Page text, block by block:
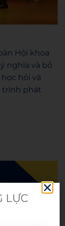
Hội khoa
nghĩa và bổ
hỏi và
trình phát
LỰC